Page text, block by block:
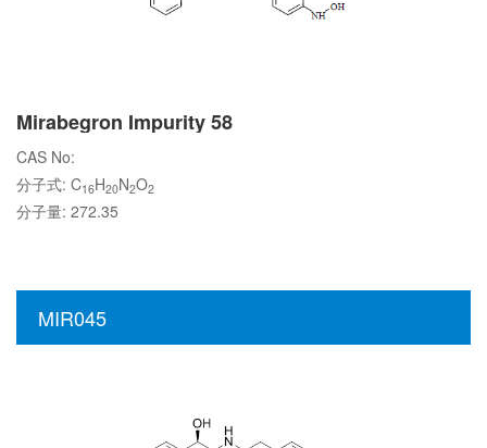
Mirabegron Impurity 58
CAS No:
分子式: C16H20N2O2
分子量: 272.35
MIR045